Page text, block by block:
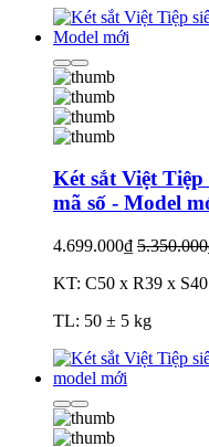
Két sắt Việt
mã số - Model
4.699.000₫
KT: C50 x R39 x
TL: 50 ± 5 kg